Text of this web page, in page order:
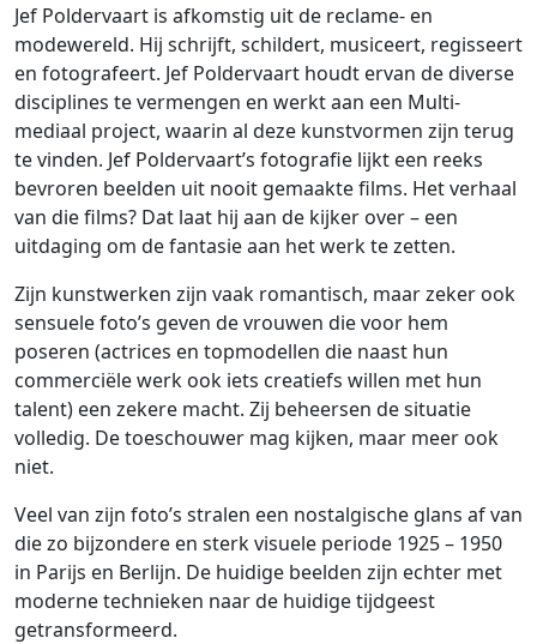
Jef Poldervaart is afkomstig uit de reclame- en
modewereld. Hij schrijft, schildert, musiceert, regisseert
en fotografeert. Jef Poldervaart houdt ervan de diverse
disciplines te vermengen en werkt aan een Multi-
mediaal project, waarin al deze kunstvormen zijn terug
te vinden. Jef Poldervaart’s fotografie lijkt een reeks
bevroren beelden uit nooit gemaakte films. Het verhaal
van die films? Dat laat hij aan de kijker over – een
uitdaging om de fantasie aan het werk te zetten.
Zijn kunstwerken zijn vaak romantisch, maar zeker ook
sensuele foto’s geven de vrouwen die voor hem
poseren (actrices en topmodellen die naast hun
commerciële werk ook iets creatiefs willen met hun
talent) een zekere macht. Zij beheersen de situatie
volledig. De toeschouwer mag kijken, maar meer ook
niet.
Veel van zijn foto’s stralen een nostalgische glans af van
die zo bijzondere en sterk visuele periode 1925 – 1950
in Parijs en Berlijn. De huidige beelden zijn echter met
moderne technieken naar de huidige tijdgeest
getransformeerd.